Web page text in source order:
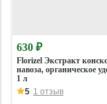
630 ₽
Florizel Экстракт
навоза, органическое
1 л
5 1 отзыв